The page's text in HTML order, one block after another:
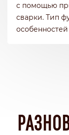
с помощью
сварки. Тип